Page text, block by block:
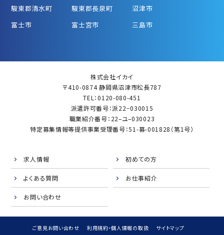
駿東郡清水町
駿東郡長泉町
沼津市
富士市
富士宮市 三島市
株式会社イカイ
〒410-0874 静岡県沼津市松長787
TEL：0120-080-451
派遣許可番号：派22−030015
職業紹介番号：22–ユ–030023
特定募集情報等提供事業受理番号：51-募-001828（第1号）
求人情報 初めての方
よくある質問 お仕事紹介
お問い合わせ
ご意見お問い合わせ 利用規約・個人情報の取扱 サイトマップ